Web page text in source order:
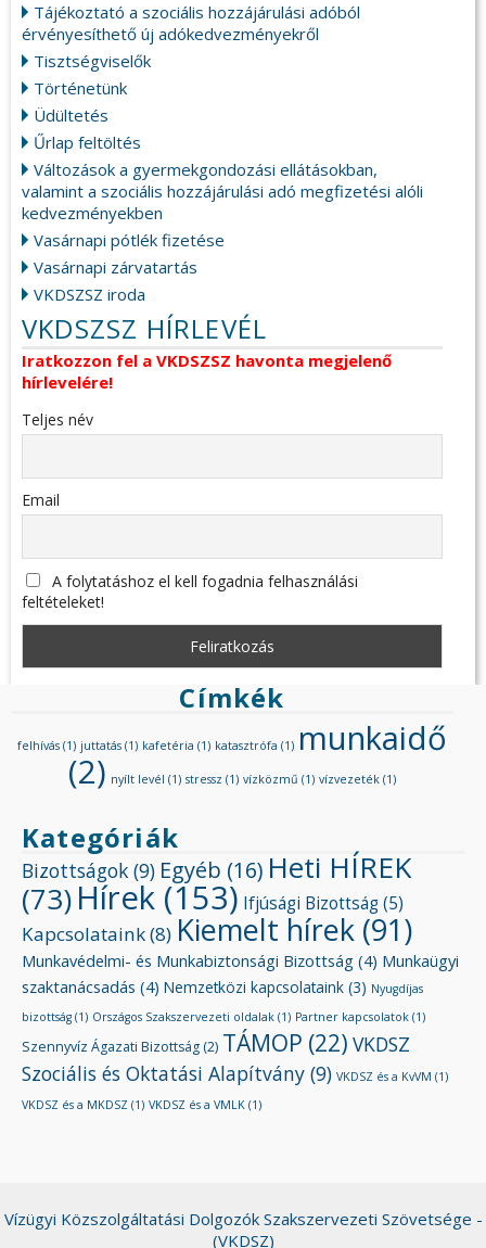
Tájékoztató a szociális hozzájárulási adóból
érvényesíthető új adókedvezményekről
Tisztségviselők
Történetünk
Üdültetés
Űrlap feltöltés
Változások a gyermekgondozási ellátásokban,
valamint a szociális hozzájárulási adó megfizetési alóli
kedvezményekben
Vasárnapi pótlék fizetése
Vasárnapi zárvatartás
VKDSZSZ iroda
VKDSZSZ HÍRLEVÉL
Iratkozzon fel a VKDSZSZ havonta megjelenő
hírlevelére!
Teljes név
Email
A folytatáshoz el kell fogadnia felhasználási
feltételeket!
Címkék
felhívás (1) juttatás (1) kafetéria (1) katasztrófa (1) munkaidő
(2) nyílt levél (1) stressz (1) vízközmű (1) vízvezeték (1)
Kategóriák
Bizottságok (9) Egyéb (16) Heti HÍREK
(73)Hírek (153) Ifjúsági Bizottság(5)
Kapcsolataink(8) Kiemelt hírek (91)
Munkavédelmi- és Munkabiztonsági Bizottság (4) Munkaügyi
szaktanácsadás (4) Nemzetközi kapcsolataink (3) Nyugdíjas
bizottság (1) Országos Szakszervezeti oldalak (1) Partner kapcsolatok (1)
Szennyvíz Ágazati Bizottság (2) TÁMOP (22) VKDSZ
Szociális és Oktatási Alapítvány (9) VKDSZ és a KvVM (1)
VKDSZ és a MKDSZ (1) VKDSZ és a VMLK (1)
Vízügyi Közszolgáltatási Dolgozók Szakszervezeti Szövetsége -
(VKDSZ)